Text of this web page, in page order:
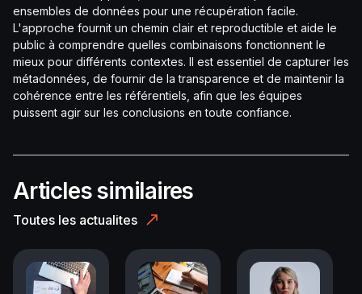
ensembles de données pour une récupération facile.
L'approche fournit un chemin clair et reproductible et aide le
public à comprendre quelles combinaisons fonctionnent le
mieux pour différents contextes. Il est essentiel de capturer les
métadonnées, de fournir de la transparence et de maintenir la
cohérence entre les référentiels, afin que les équipes
puissent agir sur les conclusions en toute confiance.
Articles similaires
Toutes les actualites